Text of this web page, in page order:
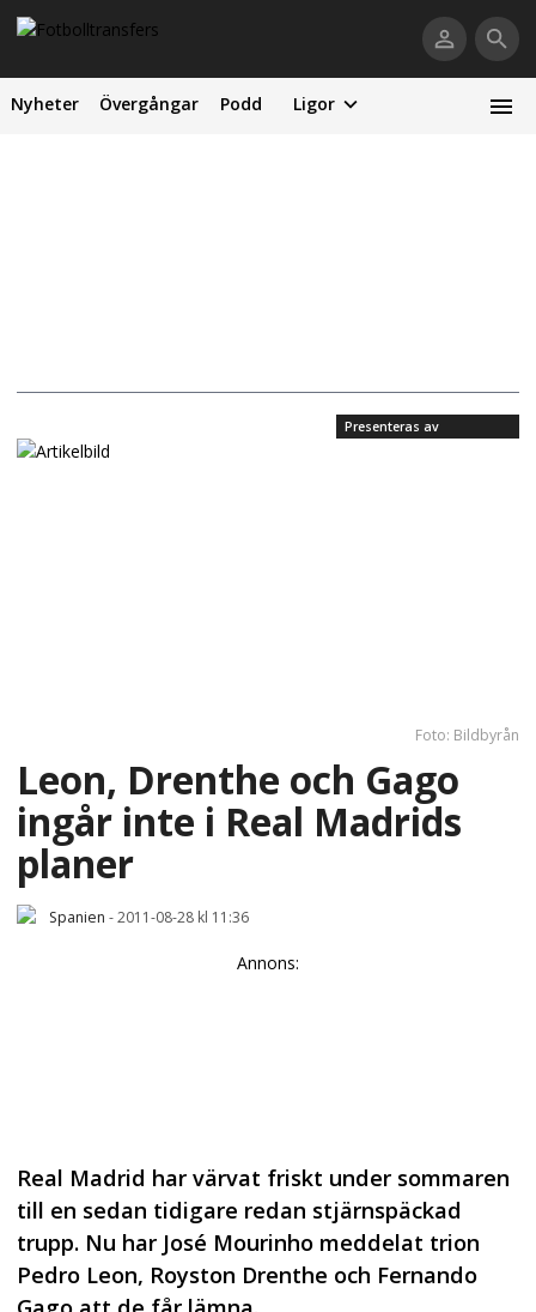
Nyheter Övergångar Podd Ligor
Presenteras av
Foto: Bildbyrån
Leon, Drenthe och Gago
ingår inte i Real Madrids
planer
Spanien -2011-08-28 kl 11:36
Annons:
Real Madrid har värvat friskt under sommaren
till en sedan tidigare redan stjärnspäckad
trupp. Nu har José Mourinho meddelat trion
Pedro Leon, Royston Drenthe och Fernando